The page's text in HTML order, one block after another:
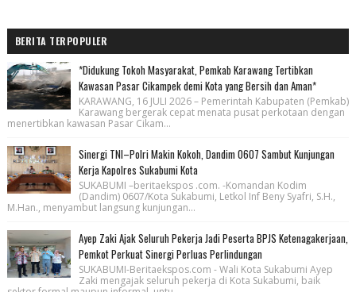
BERITA TERPOPULER
*Didukung Tokoh Masyarakat, Pemkab Karawang Tertibkan
Kawasan Pasar Cikampek demi Kota yang Bersih dan Aman*
KARAWANG, 16 JULI 2026 – Pemerintah Kabupaten (Pemkab)
Karawang bergerak cepat menata pusat perkotaan dengan
menertibkan kawasan Pasar Cikam...
Sinergi TNI–Polri Makin Kokoh, Dandim 0607 Sambut Kunjungan
Kerja Kapolres Sukabumi Kota
SUKABUMI –beritaekspos .com. -Komandan Kodim
(Dandim) 0607/Kota Sukabumi, Letkol Inf Beny Syafri, S.H.,
M.Han., menyambut langsung kunjungan...
Ayep Zaki Ajak Seluruh Pekerja Jadi Peserta BPJS Ketenagakerjaan,
Pemkot Perkuat Sinergi Perluas Perlindungan
SUKABUMI-Beritaekspos.com - Wali Kota Sukabumi Ayep
Zaki mengajak seluruh pekerja di Kota Sukabumi, baik